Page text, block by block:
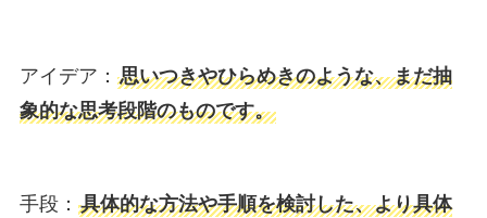
アイデア： 思いつきやひらめきのような、まだ抽
象的な思考段階のものです。
手段： 具体的な方法や手順を検討した、より具体